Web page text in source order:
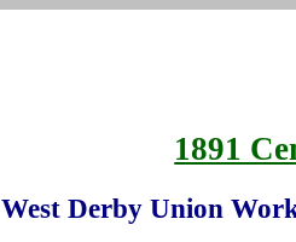
1891
West Derby Union